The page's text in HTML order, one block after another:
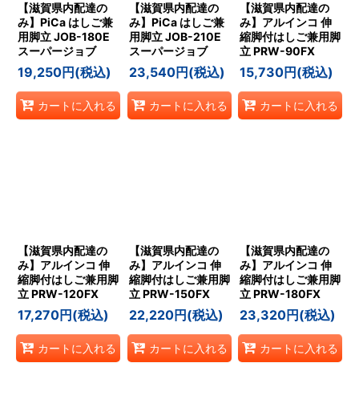
【滋賀県内配達の
み】PiCa はしご兼
用脚立 JOB-180E
スーパージョブ
19,250円 (税込)
カートに入れる
【滋賀県内配達の
み】PiCa はしご兼
用脚立 JOB-210E
スーパージョブ
23,540円 (税込)
カートに入れる
【滋賀県内配達の
み】アルインコ 伸
縮脚付はしご兼用脚
立 PRW-90FX
15,730円 (税込)
カートに入れる
【滋賀県内配達の
み】アルインコ 伸
縮脚付はしご兼用脚
立 PRW-120FX
17,270円 (税込)
カートに入れる
【滋賀県内配達の
み】アルインコ 伸
縮脚付はしご兼用脚
立 PRW-150FX
22,220円 (税込)
カートに入れる
【滋賀県内配達の
み】アルインコ 伸
縮脚付はしご兼用脚
立 PRW-180FX
23,320円 (税込)
カートに入れる